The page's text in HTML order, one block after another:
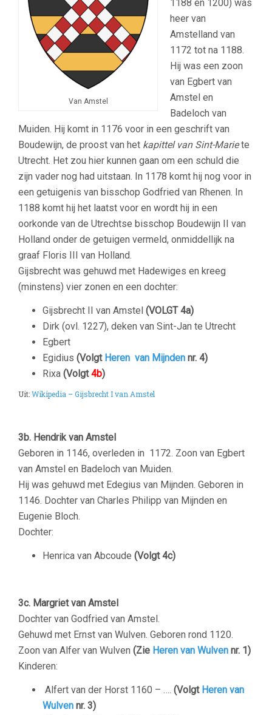
Van Amstel
1188 en 1200) was
heer van
Amstelland van
1172 tot na 1188.
Hij was een zoon
van Egbert van
Amstel en
Badeloch van
Muiden. Hij komt in 1176 voor in een geschrift van
Boudewijn, de proost van het kapittel van Sint-Mariete
Utrecht. Het zou hier kunnen gaan om een schuld die
zijn vader nog had uitstaan. In 1178 komt hij nog voor in
een getuigenis van bisschop Godfried van Rhenen. In
1188 komt hij het laatst voor en wordt hij in een
oorkonde van de Utrechtse bisschop Boudewijn II van
Holland onder de getuigen vermeld, onmiddellijk na
graaf Floris III van Holland.
Gijsbrecht was gehuwd met Hadewiges en kreeg
(minstens) vier zonen en een dochter:
Gijsbrecht II van Amstel (VOLGT 4a)
Dirk (ovl. 1227), deken van Sint-Jan te Utrecht
Egbert
Egidius (Volgt Heren van Mijnden nr. 4)
Rixa (Volgt4b)
Uit:Wikipedia – Gijsbrecht I van Amstel
3b. Hendrik van Amstel
Geboren in 1146, overleden in 1172. Zoon van Egbert
van Amstel en Badeloch van Muiden.
Hij was gehuwd met Edegius van Mijnden. Geboren in
1146. Dochter van Charles Philipp van Mijnden en
Eugenie Bloch.
Dochter:
Henrica van Abcoude (Volgt 4c)
3c. Margriet van Amstel
Dochter van Godfried van Amstel.
Gehuwd met Ernst van Wulven. Geboren rond 1120.
Zoon van Alfer van Wulven (Zie Heren van Wulven nr. 1)
Kinderen:
Alfert van der Horst 1160 – …. (Volgt Heren van
Wulven nr. 3)